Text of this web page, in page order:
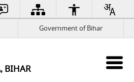
Government of Bihar
BIHAR